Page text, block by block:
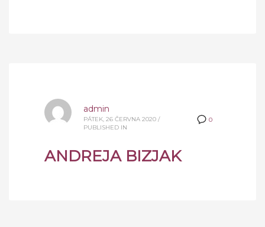
0
admin
PÁTEK, 26 ČERVNA 2020 /
PUBLISHED IN
ANDREJA BIZJAK